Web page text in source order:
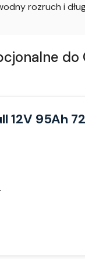
rozruch i
do
12V 95Ah